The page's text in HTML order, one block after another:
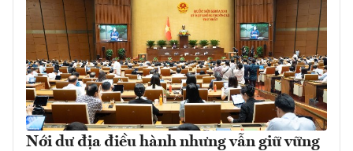
Nới dư địa điều hành nhưng vẫn giữ vững